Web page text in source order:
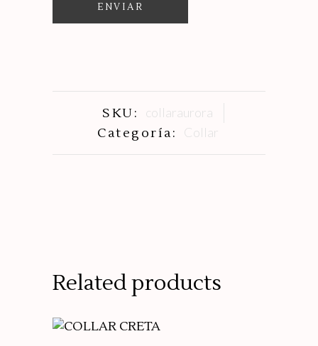
SKU: collaraurora
Categoría: Collar
Related products